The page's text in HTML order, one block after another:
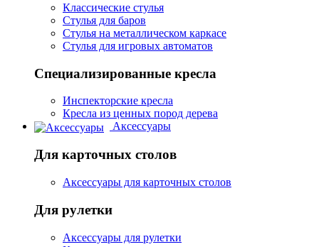
Классические стулья
Стулья для баров
Стулья на металлическом каркасе
Стулья для игровых автоматов
Специализированные кресла
Инспекторские кресла
Кресла из ценных пород дерева
Аксессуары
Для карточных столов
Аксессуары для карточных столов
Для рулетки
Аксессуары для рулетки